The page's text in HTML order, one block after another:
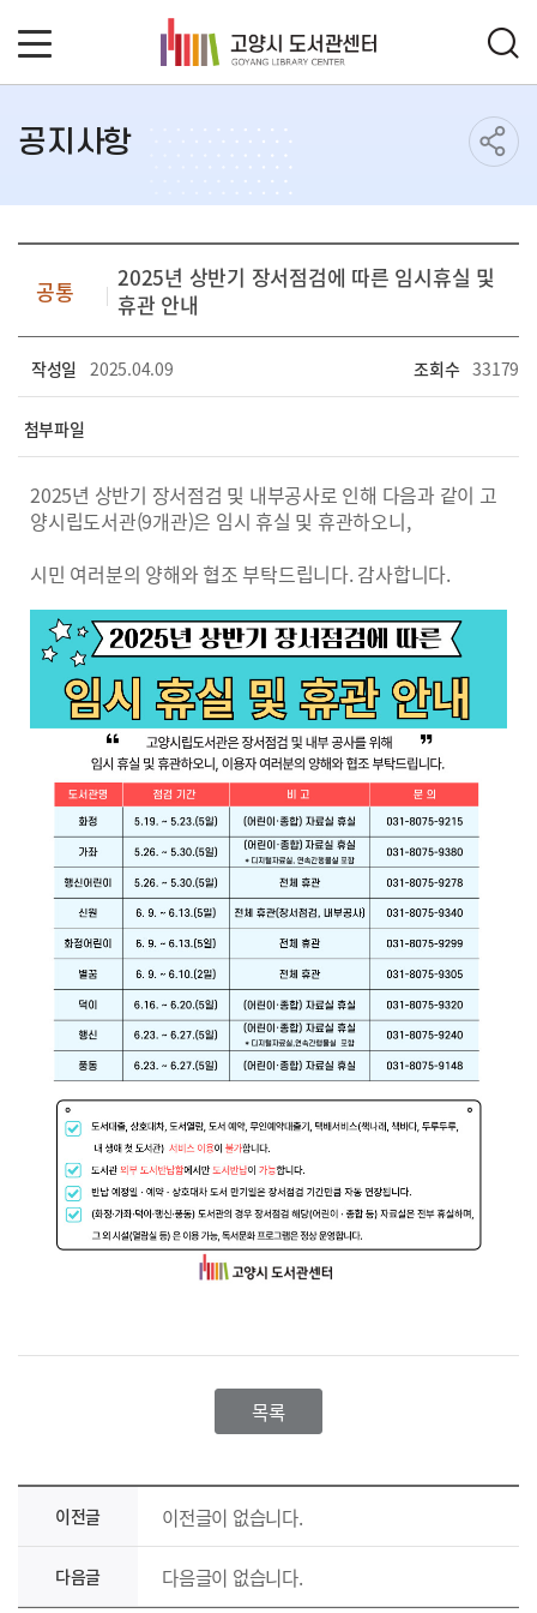
공지사항
공통
2025년 상반기 장서점검에 따른 임시휴실 및
휴관 안내
작성일 2025.04.09 조회수 33179
첨부파일
2025년 상반기 장서점검 및 내부공사로 인해 다음과 같이 고
양시립도서관(9개관)은 임시 휴실 및 휴관하오니,
시민 여러분의 양해와 협조 부탁드립니다. 감사합니다.
목록
이전글 이전글이 없습니다.
다음글 다음글이 없습니다.